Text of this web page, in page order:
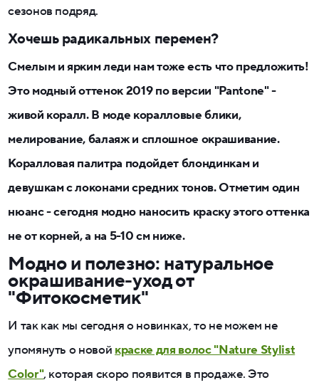
сезонов подряд.
Хочешь радикальных перемен?
Смелым и ярким леди нам тоже есть что предложить!
Это модный оттенок 2019 по версии "Pantone" -
живой коралл. В моде коралловые блики,
мелирование, балаяж и сплошное окрашивание.
Коралловая палитра подойдет блондинкам и
девушкам с локонами средних тонов. Отметим один
нюанс - сегодня модно наносить краску этого оттенка
не от корней, а на 5-10 см ниже.
Модно и полезно: натуральное
окрашивание-уход от
"Фитокосметик"
И так как мы сегодня о новинках, то не можем не
упомянуть о новой краске для волос "Nature Stylist
Color", которая скоро появится в продаже. Это